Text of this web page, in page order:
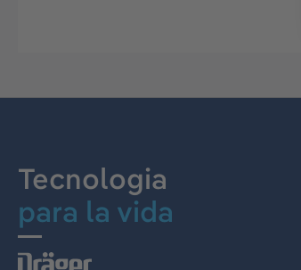
Tecnologia
para la vida